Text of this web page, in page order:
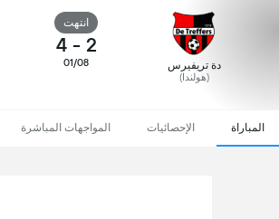
دة تريفيرس
(هولندا)
انتهت
2
-
4
01/08
المباراة الإحصائيات المواجهات المباشرة